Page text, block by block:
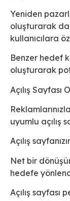
Yeniden
oluşturarak
kullanıcılara
Benzer hedef
oluşturarak
Açılış Sayfası
uyumlu açılış
Açılış
Net bir
hedefe
Açılış sayfası